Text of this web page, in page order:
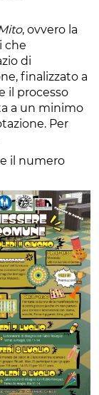
, ovvero la
che
di
finalizzato a
il processo
a un minimo
Per
il numero